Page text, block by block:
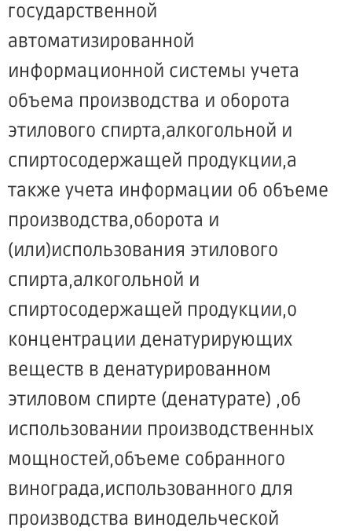
государственной
автоматизированной
информационной системы учета
объема производства и оборота
этилового спирта,алкогольной и
спиртосодержащей продукции,а
также учета информации об объеме
производства,оборота и
(или)использования этилового
спирта,алкогольной и
спиртосодержащей продукции,о
концентрации денатурирующих
веществ в денатурированном
этиловом спирте (денатурате) ,об
использовании производственных
мощностей,объеме собранного
винограда,использованного для
производства винодельческой